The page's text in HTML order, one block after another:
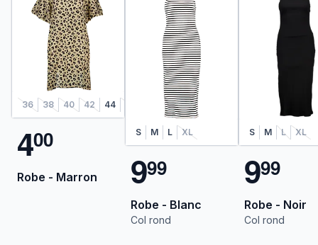
36 38 40 42 44
400
Robe - Marron
S M L XL
999
Robe - Blanc
Col rond
S M L XL
999
Robe - Noir
Col rond